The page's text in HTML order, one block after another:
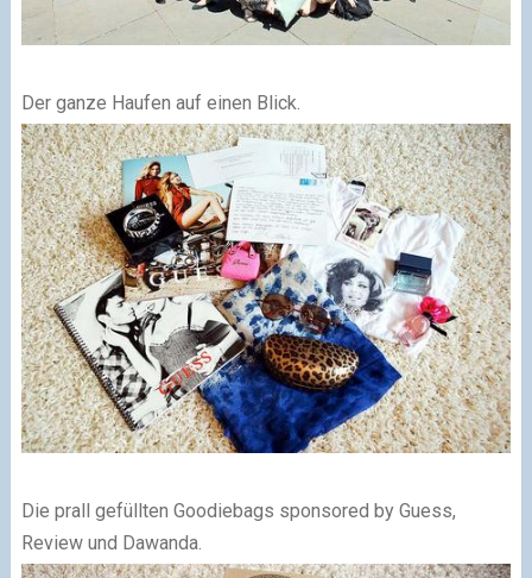
Der ganze Haufen auf einen Blick.
Die prall gefüllten Goodiebags sponsored byGuess,
Review und Dawanda.